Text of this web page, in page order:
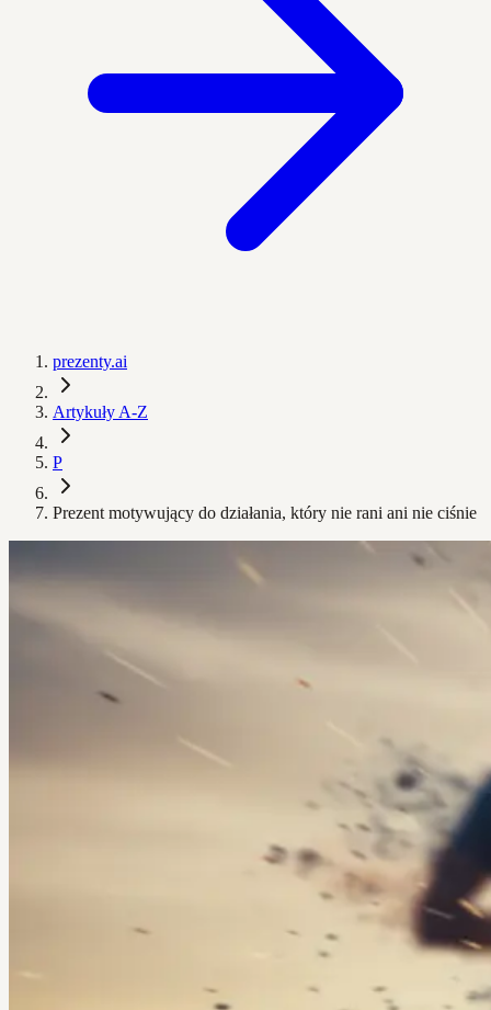
prezenty.ai
Artykuły A-Z
P
Prezent motywujący do działania, który nie rani ani nie ciśnie